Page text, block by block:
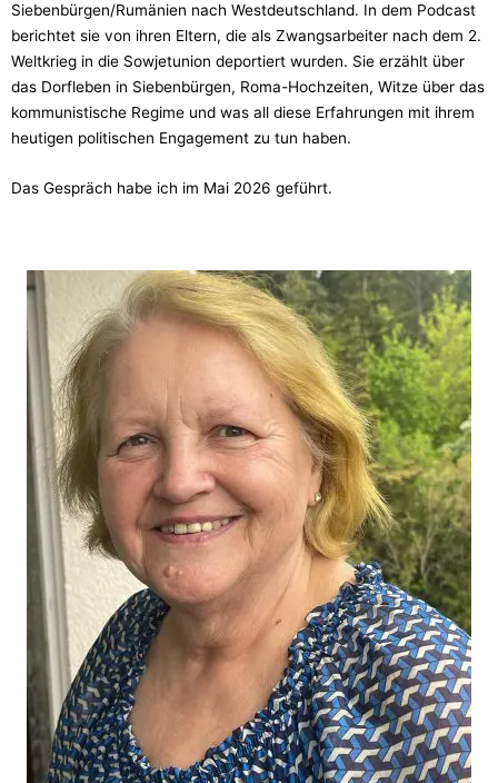
Siebenbürgen/Rumänien nach Westdeutschland. In dem Podcast
berichtet sie von ihren Eltern, die als Zwangsarbeiter nach dem 2.
Weltkrieg in die Sowjetunion deportiert wurden. Sie erzählt über
das Dorfleben in Siebenbürgen, Roma-Hochzeiten, Witze über das
kommunistische Regime und was all diese Erfahrungen mit ihrem
heutigen politischen Engagement zu tun haben.
Das Gespräch habe ich im Mai 2026 geführt.